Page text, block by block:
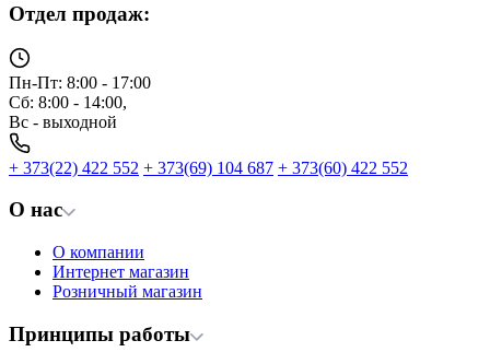
Отдел продаж:
Пн-Пт: 8:00 - 17:00
Сб: 8:00 - 14:00,
Вс - выходной
+ 373(22) 422 552 + 373(69) 104 687 + 373(60) 422 552
О нас
О компании
Интернет магазин
Розничный магазин
Принципы работы